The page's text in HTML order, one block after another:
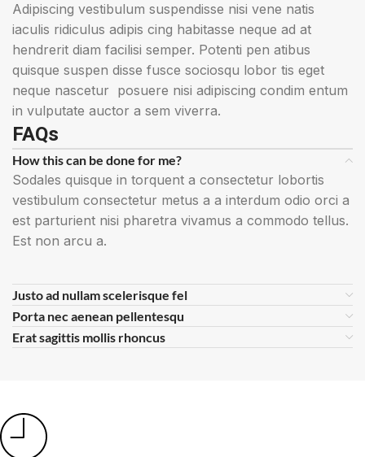
Adipiscing vestibulum suspendisse nisi vene natis
iaculis ridiculus adipis cing habitasse neque ad at
hendrerit diam facilisi semper. Potenti pen atibus
quisque suspen disse fusce sociosqu lobor tis eget
neque nascetur posuere nisi adipiscing condim entum
in vulputate auctor a sem viverra.
FAQs
How this can be done for me?
Sodales quisque in torquent a consectetur lobortis
vestibulum consectetur metus a a interdum odio orci a
est parturient nisi pharetra vivamus a commodo tellus.
Est non arcu a.
Justo ad nullam scelerisque fel
Porta nec aenean pellentesqu
Erat sagittis mollis rhoncus